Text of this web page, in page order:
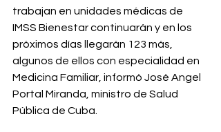
trabajan en unidades médicas de
IMSS Bienestar continuarán y en los
próximos días llegarán 123 más,
algunos de ellos con especialidad en
Medicina Familiar, informó José Angel
Portal Miranda, ministro de Salud
Pública de Cuba.⁣